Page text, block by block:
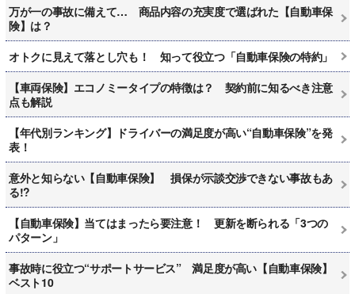
万が一の事故に備えて… 商品内容の充実度で選ばれた【自動車保
険】は？
オトクに見えて落とし穴も！ 知って役立つ「自動車保険の特約」
【車両保険】エコノミータイプの特徴は？ 契約前に知るべき注意
点も解説
【年代別ランキング】ドライバーの満足度が高い“自動車保険”を発
表！
意外と知らない【自動車保険】 損保が示談交渉できない事故もあ
る!?
【自動車保険】当てはまったら要注意！ 更新を断られる「3つの
パターン」
事故時に役立つ“サポートサービス” 満足度が高い【自動車保険】
ベスト10